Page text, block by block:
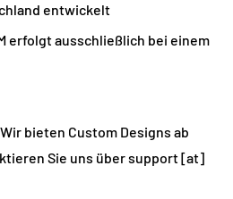
entwickelt
erfolgt ausschließlich bei einem
Wir bieten Custom Designs ab
Sie uns über support [at]